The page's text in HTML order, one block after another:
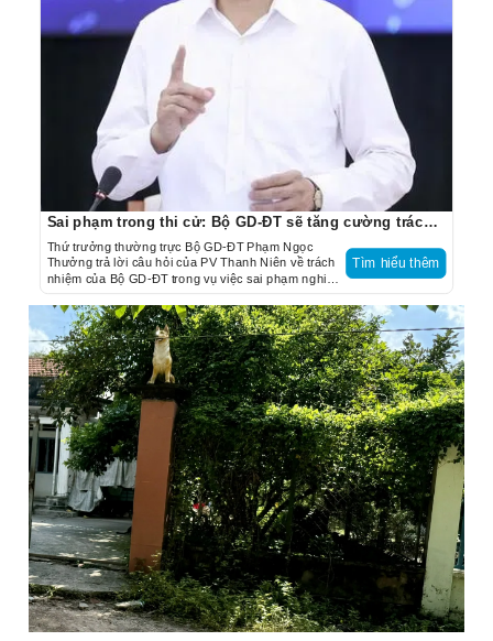
Sai phạm trong thi cử: Bộ GD-ĐT sẽ tăng cường trách nhiệm quản trị rủi ro
Thứ trưởng thường trực Bộ GD-ĐT Phạm Ngọc
Thưởng trả lời câu hỏi của PV Thanh Niên về trách
nhiệm của Bộ GD-ĐT trong vụ việc sai phạm nghiêm
trọng thi tốt nghiệp THPT không chỉ ở Tuyên Quang
mà một số tỉnh thành khác.
Tìm hiểu thêm